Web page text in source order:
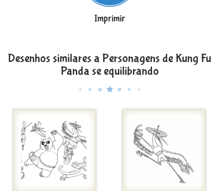
Imprimir
Desenhos similares a Personagens de Kung Fu
Panda se equilibrando